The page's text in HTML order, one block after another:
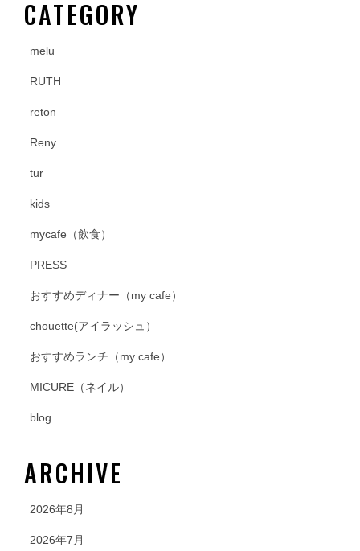
CATEGORY
melu
RUTH
reton
Reny
tur
kids
mycafe（飲食）
PRESS
おすすめディナー（my cafe）
chouette(アイラッシュ）
おすすめランチ（my cafe）
MICURE（ネイル）
blog
ARCHIVE
2026年8月
2026年7月